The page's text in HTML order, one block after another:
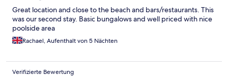
Great location and close to the beach and bars/restaurants. This
was our second stay. Basic bungalows and well priced with nice
poolside area
Rachael, Aufenthalt von 5 Nächten
Verifizierte Bewertung